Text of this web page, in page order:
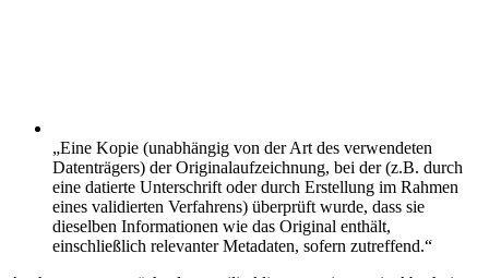
„Eine Kopie (unabhängig von der Art des verwendeten
Datenträgers) der Originalaufzeichnung, bei der (z.B. durch
eine datierte Unterschrift oder durch Erstellung im Rahmen
eines validierten Verfahrens) überprüft wurde, dass sie
dieselben Informationen wie das Original enthält,
einschließlich relevanter Metadaten, sofern zutreffend.“